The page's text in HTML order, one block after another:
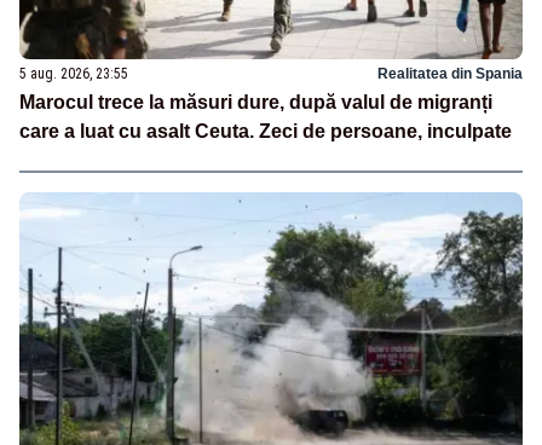
5 aug. 2026, 23:55 Realitatea din Spania
Marocul trece la măsuri dure, după valul de migranți
care a luat cu asalt Ceuta. Zeci de persoane, inculpate